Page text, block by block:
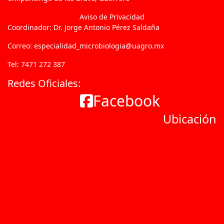
Aviso de Privacidad
Coordinador: Dr. Jorge Antonio Pérez Saldaña
Correo: especialidad_microbiologia@uagro.mx
Tel: 7471 272 387
Redes Oficiales:
Facebook
Ubicación